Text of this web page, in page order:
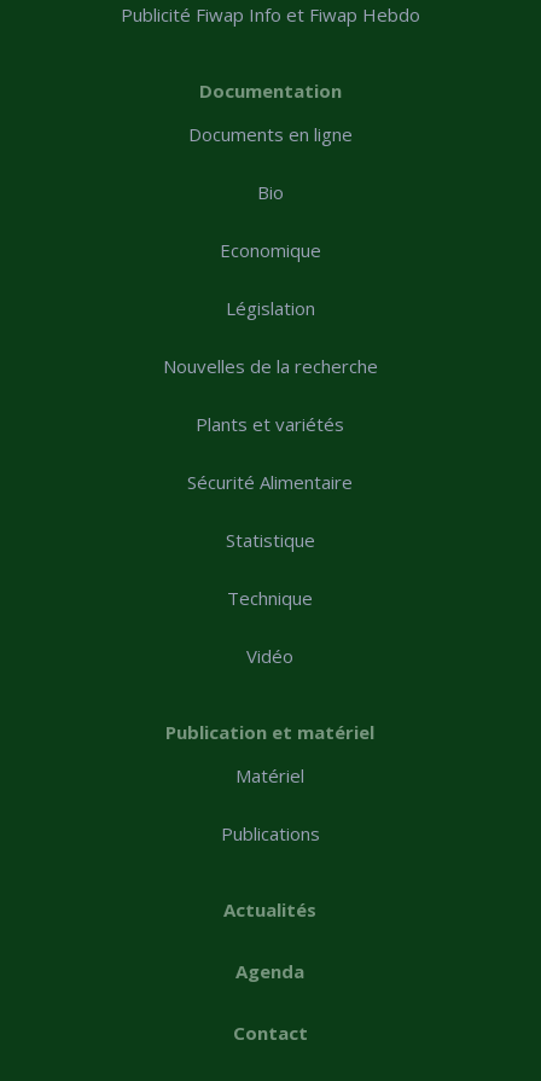
Publicité Fiwap Info et Fiwap Hebdo
Documentation
Documents en ligne
Bio
Economique
Législation
Nouvelles de la recherche
Plants et variétés
Sécurité Alimentaire
Statistique
Technique
Vidéo
Publication et matériel
Matériel
Publications
Actualités
Agenda
Contact